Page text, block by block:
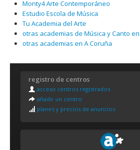
Monty4 Arte Contemporáneo
Estudio Escola de Música
Tu Academia del Arte
otras academias de Música y Canto
otras academias en A Coruña
registro de centros
acceso centros registrados
añadir un centro
planes y precios de anuncios